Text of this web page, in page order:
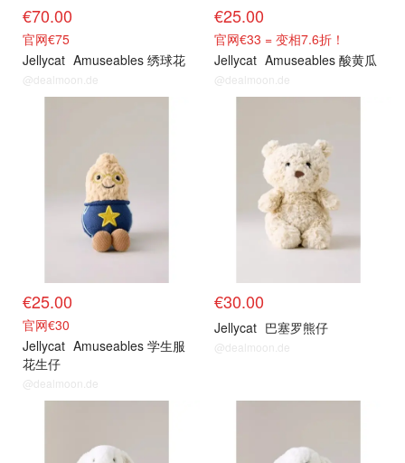
€70.00
官网€75
Jellycat Amuseables 绣球花
@dealmoon.de
€25.00
官网€33 = 变相7.6折！
Jellycat Amuseables 酸黄瓜
@dealmoon.de
€25.00
官网€30
Jellycat Amuseables 学生服
花生仔
@dealmoon.de
€30.00
Jellycat 巴塞罗熊仔
@dealmoon.de